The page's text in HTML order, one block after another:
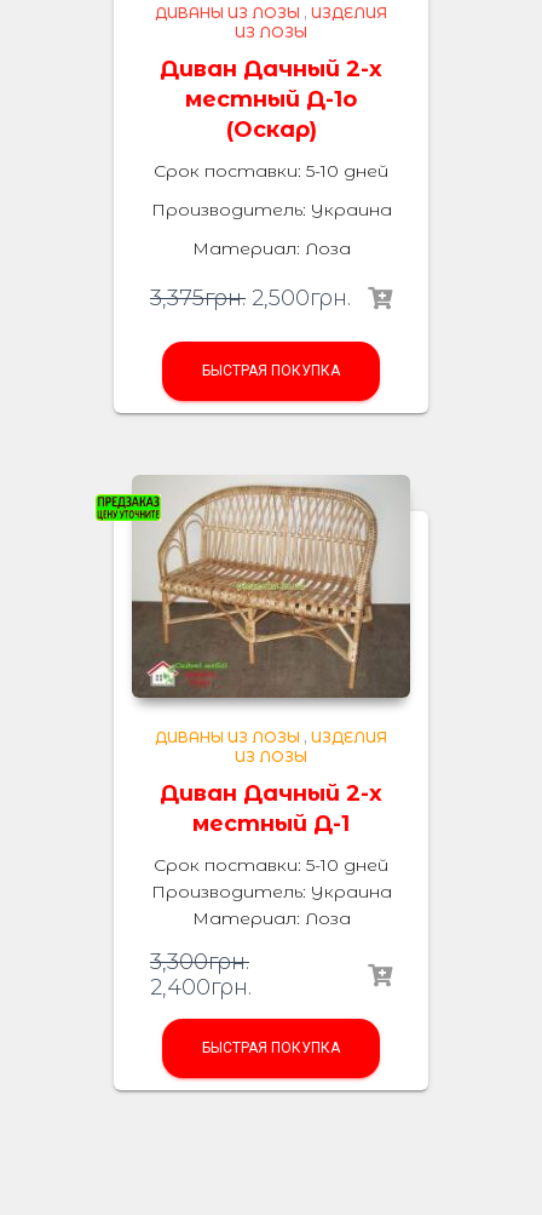
ДИВАНЫ ИЗ ЛОЗЫ , ИЗДЕЛИЯ
ИЗ ЛОЗЫ
Диван Дачный 2-х
местный Д-1о
(Оскар)
Срок поставки: 5-10 дней
Производитель: Украина
Материал: Лоза
3,375грн. 2,500грн.
БЫСТРАЯ ПОКУПКА
ДИВАНЫ ИЗ ЛОЗЫ , ИЗДЕЛИЯ
ИЗ ЛОЗЫ
Диван Дачный 2-х
местный Д-1
Срок поставки: 5-10 дней
Производитель: Украина
Материал: Лоза
3,300грн.
2,400грн.
БЫСТРАЯ ПОКУПКА